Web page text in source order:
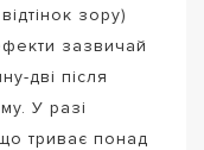
зору)
зазвичай
дві після
У разі
триває понад